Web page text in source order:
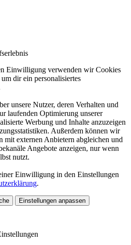
Einwilligung verwenden wir Cookies
dir ein personalisiertes
unsere Nutzer, deren Verhalten und
laufenden Optimierung unserer
Werbung und Inhalte anzuzeigen
Außerdem können wir
mit externen Anbietern abgleichen und
Angebote anzeigen, nur wenn
nutzt.
Einwilligung in den Einstellungen
.
Einstellungen anpassen